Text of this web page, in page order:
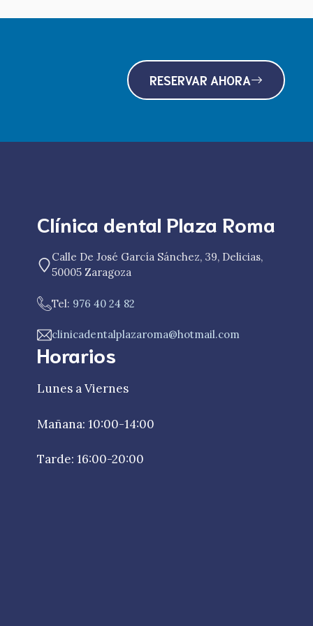
RESERVAR AHORA
Clínica dental Plaza Roma
Calle De José García Sánchez, 39, Delicias,
50005 Zaragoza
Tel: 976 40 24 82
clinicadentalplazaroma@hotmail.com
Horarios
Lunes a Viernes
Mañana: 10:00-14:00
Tarde: 16:00-20:00